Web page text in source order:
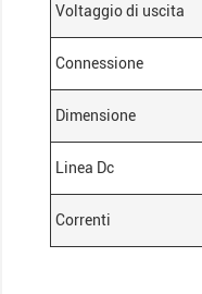
Voltaggio di uscita
Connessione
Dimensione
Linea Dc
Correnti